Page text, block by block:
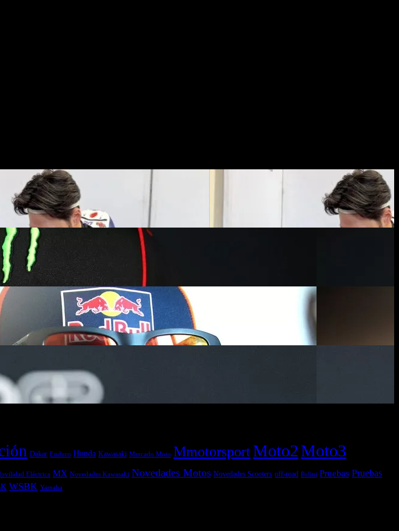
Dakar Enduro Honda Kawasaki Mercado Moto MmotorsportMoto2Moto3
Eléctrica MX Novedades Kawasaki Novedades Motos Novedades Scooters off-road Polini Pruebas Pruebas
WSBK Yamaha